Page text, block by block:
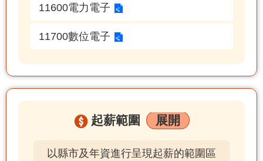
11600電力電子
11700數位電子
起薪範圍 展開
以縣市及年資進行呈現起薪的範圍區